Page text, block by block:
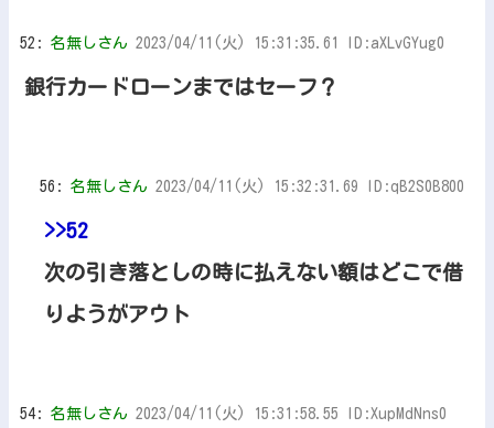
52: 名無しさん 2023/04/11(火) 15:31:35.61 ID:aXLvGYug0
銀行カードローンまではセーフ？
56: 名無しさん 2023/04/11(火) 15:32:31.69 ID:qB2S0B800
>>52
次の引き落としの時に払えない額はどこで借
りようがアウト
54: 名無しさん 2023/04/11(火) 15:31:58.55 ID:XupMdNns0